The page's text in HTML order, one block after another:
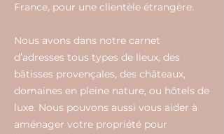
France, pour une clientèle étrangère.
Nous avons dans notre carnet
d’adresses tous types de lieux, des
bâtisses provençales, des châteaux,
domaines en pleine nature, ou hôtels de
luxe. Nous pouvons aussi vous aider à
aménager votre propriété pour